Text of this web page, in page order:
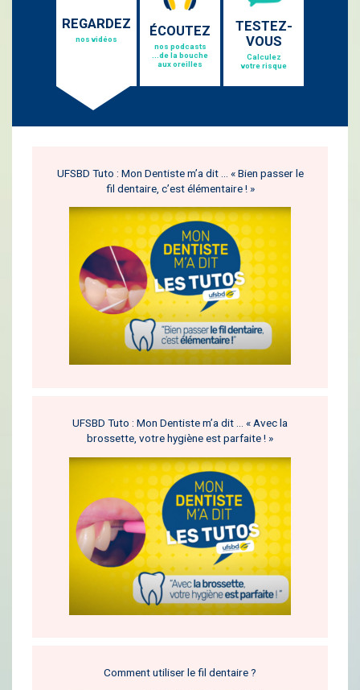
REGARDEZ
nos vidéos
ÉCOUTEZ
nos podcasts
...de la bouche
aux oreilles
TESTEZ-
VOUS
Calculez
votre risque
UFSBD Tuto : Mon Dentiste m’a dit … « Bien passer le
fil dentaire, c’est élémentaire ! »
UFSBD Tuto : Mon Dentiste m’a dit … « Avec la
brossette, votre hygiène est parfaite ! »
Comment utiliser le fil dentaire ?